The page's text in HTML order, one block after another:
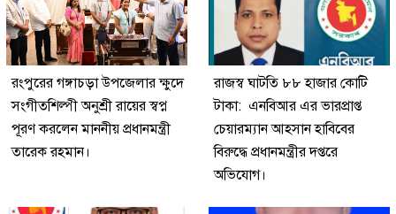
রংপুরের গঙ্গাচড়া উপজেলার ক্ষুদে
সংগীতশিল্পী অনুশ্রী রায়ের স্বপ্ন
পূরণ করলেন মাননীয় প্রধানমন্ত্রী
তারেক রহমান।
রাজস্ব ঘাটতি ৮৮ হাজার কোটি
টাকা: এনবিআর এর ভারপ্রাপ্ত
চেয়ারম্যান আহসান হাবিবের
বিরুদ্ধে প্রধানমন্ত্রীর দপ্তরে
অভিযোগ।